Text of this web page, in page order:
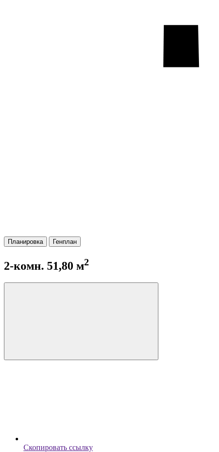
Планировка Генплан
2-комн. 51,80 м2
Скопировать ссылку